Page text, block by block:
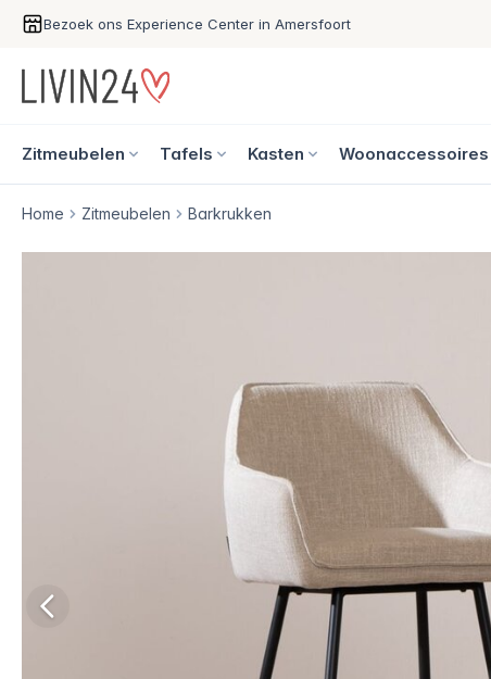
Bezoek ons Experience Center in Amersfoort
Zitmeubelen Tafels Kasten Woonaccessoires
Home Zitmeubelen Barkrukken